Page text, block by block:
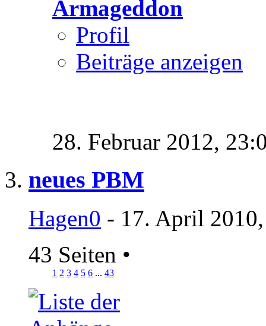
Armageddon
Profil
Beiträge anzeigen
28. Februar 2012,
neues PBM
Hagen0 - 17. April
43 Seiten •
1 2 3 4 5 6 ... 43